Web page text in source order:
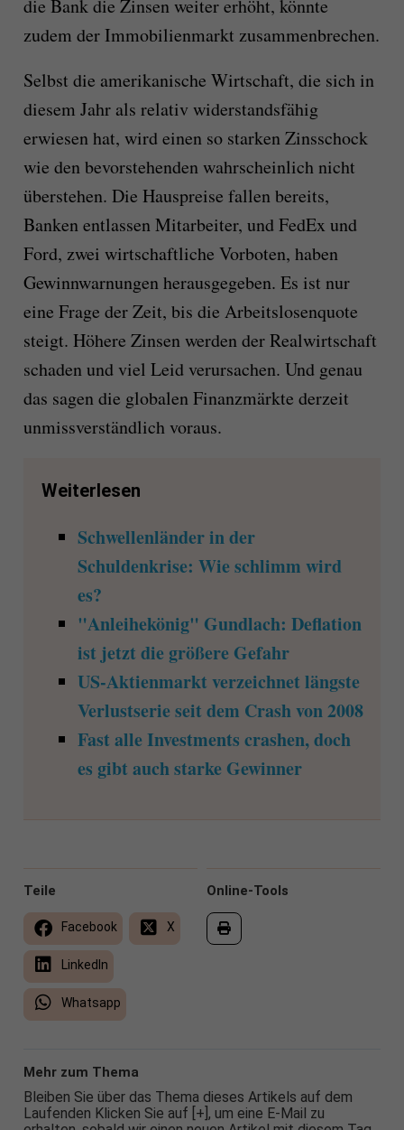
die Bank die Zinsen weiter erhöht, könnte
zudem der Immobilienmarkt zusammenbrechen.
Selbst die amerikanische Wirtschaft, die sich in
diesem Jahr als relativ widerstandsfähig
erwiesen hat, wird einen so starken Zinsschock
wie den bevorstehenden wahrscheinlich nicht
überstehen. Die Hauspreise fallen bereits,
Banken entlassen Mitarbeiter, und FedEx und
Ford, zwei wirtschaftliche Vorboten, haben
Gewinnwarnungen herausgegeben. Es ist nur
eine Frage der Zeit, bis die Arbeitslosenquote
steigt. Höhere Zinsen werden der Realwirtschaft
schaden und viel Leid verursachen. Und genau
das sagen die globalen Finanzmärkte derzeit
unmissverständlich voraus.
Weiterlesen
Schwellenländer in der
Schuldenkrise: Wie schlimm wird
es?
"Anleihekönig" Gundlach: Deflation
ist jetzt die größere Gefahr
US-Aktienmarkt verzeichnet längste
Verlustserie seit dem Crash von 2008
Fast alle Investments crashen, doch
es gibt auch starke Gewinner
Online-Tools
Teile
Facebook X
LinkedIn
Whatsapp
Mehr zum Thema
Bleiben Sie über das Thema dieses Artikels auf dem
Laufenden Klicken Sie auf [+], um eine E-Mail zu